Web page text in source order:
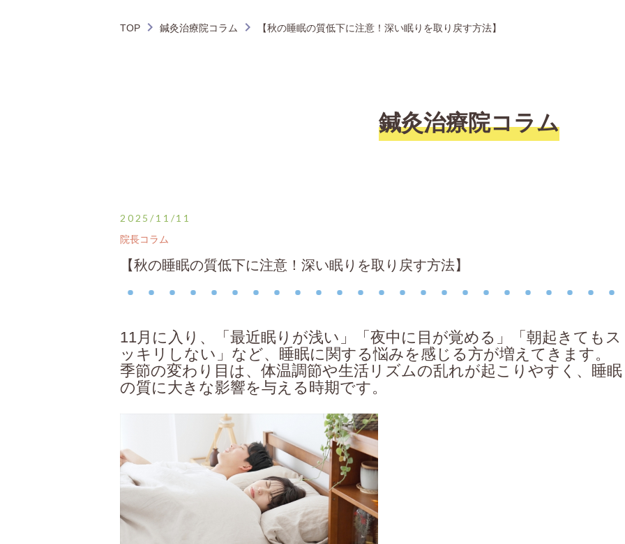
TOP 鍼灸治療院コラム 【秋の睡眠の質低下に注意！深い眠りを取り戻す方法】
鍼灸治療院コラム
2025/11/11
院長コラム
【秋の睡眠の質低下に注意！深い眠りを取り戻す方法】
11月に入り、「最近眠りが浅い」「夜中に目が覚める」「朝起きてもス
ッキリしない」など、睡眠に関する悩みを感じる方が増えてきます。
季節の変わり目は、体温調節や生活リズムの乱れが起こりやすく、睡眠
の質に大きな影響を与える時期です。